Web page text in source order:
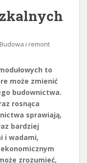
Budowa i remont
to
może zmienić
budownictwa.
rosnąca
sprawiają,
bardziej
i wadami,
zrozumieć,